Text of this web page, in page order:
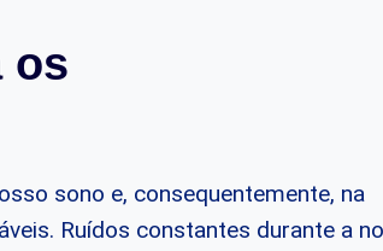
os
sono e, consequentemente, na
Ruídos constantes durante a